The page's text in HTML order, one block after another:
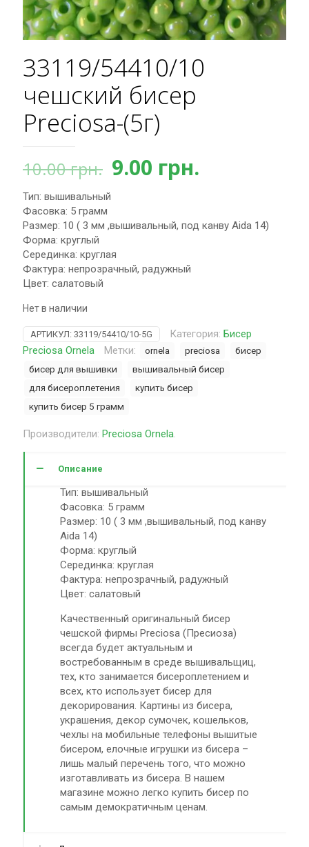
33119/54410/10
чешский бисер
Preciosa-(5г)
10.00грн. Первоначальная
10.00 грн..
9.00 грн.
Тип: вышивальный
Фасовка: 5 грамм
Размер: 10 ( 3 мм ,вышивальный, под канву Aida 14)
Форма: круглый
Серединка: круглая
Фактура: непрозрачный, радужный
Цвет: салатовый
Нет в наличии
АРТИКУЛ: 33119/54410/10-5G Категория: Бисер
Preciosa Ornela
Метки: ornela preciosa
бисер
бисер для вышивки
вышивальный бисер
для бисероплетения
купить бисер
купить бисер 5 грамм
Производители: Preciosa Ornela.
Описание
Тип: вышивальный
Фасовка: 5 грамм
Размер: 10 ( 3 мм ,вышивальный, под канву
Aida 14)
Форма: круглый
Серединка: круглая
Фактура: непрозрачный, радужный
Цвет: салатовый
Качественный оригинальный бисер
чешской фирмы Preciosa (Пресиоза)
всегда будет актуальным и
востребованным в среде вышивальщиц,
тех, кто занимается бисероплетением и
всех, кто использует бисер для
декорирования. Картины из бисера,
украшения, декор сумочек, кошельков,
чехлы на мобильные телефоны вышитые
бисером, елочные игрушки из бисера –
лишь малый перечень того, что можно
изготавливать из бисера. В нашем
магазине можно легко купить бисер по
самым демократичным ценам.